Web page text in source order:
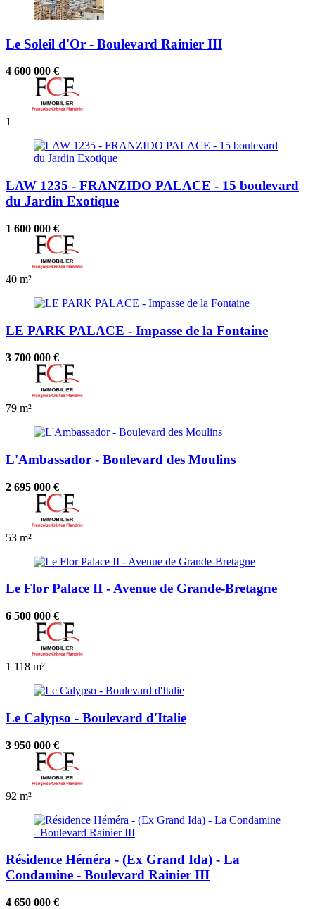
Le Soleil d'Or - Boulevard Rainier III
4 600 000 €
1
LAW 1235 - FRANZIDO PALACE - 15 boulevard
du Jardin Exotique
1 600 000 €
40 m²
LE PARK PALACE - Impasse de la Fontaine
3 700 000 €
79 m²
L'Ambassador - Boulevard des Moulins
2 695 000 €
53 m²
Le Flor Palace II - Avenue de Grande-Bretagne
6 500 000 €
1 118 m²
Le Calypso - Boulevard d'Italie
3 950 000 €
92 m²
Résidence Héméra - (Ex Grand Ida) - La
Condamine - Boulevard Rainier III
4 650 000 €